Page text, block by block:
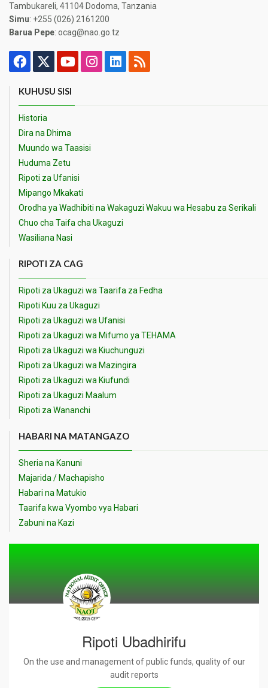
Tambukareli, 41104 Dodoma, Tanzania
Simu: +255 (026) 2161200
Barua Pepe: ocag@nao.go.tz
KUHUSU SISI
Historia
Dira na Dhima
Muundo wa Taasisi
Huduma Zetu
Ripoti za Ufanisi
Mipango Mkakati
Orodha ya Wadhibiti na Wakaguzi Wakuu wa Hesabu za Serikali
Chuo cha Taifa cha Ukaguzi
Wasiliana Nasi
RIPOTI ZA CAG
Ripoti za Ukaguzi wa Taarifa za Fedha
Ripoti Kuu za Ukaguzi
Ripoti za Ukaguzi wa Ufanisi
Ripoti za Ukaguzi wa Mifumo ya TEHAMA
Ripoti za Ukaguzi wa Kiuchunguzi
Ripoti za Ukaguzi wa Mazingira
Ripoti za Ukaguzi wa Kiufundi
Ripoti za Ukaguzi Maalum
Ripoti za Wananchi
HABARI NA MATANGAZO
Sheria na Kanuni
Majarida / Machapisho
Habari na Matukio
Taarifa kwa Vyombo vya Habari
Zabuni na Kazi
Ripoti Ubadhirifu
On the use and management of public funds, quality of our
audit reports